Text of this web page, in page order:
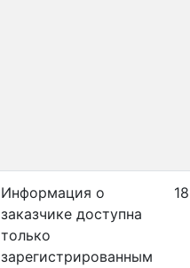
Информация о
заказчике доступна
только
зарегистрированным